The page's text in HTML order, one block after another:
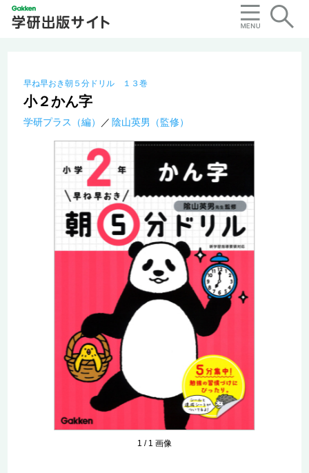
早ね早おき朝５分ドリル １３巻
小２かん字
学研プラス（編） 陰山英男（監修）
1 / 1 画像